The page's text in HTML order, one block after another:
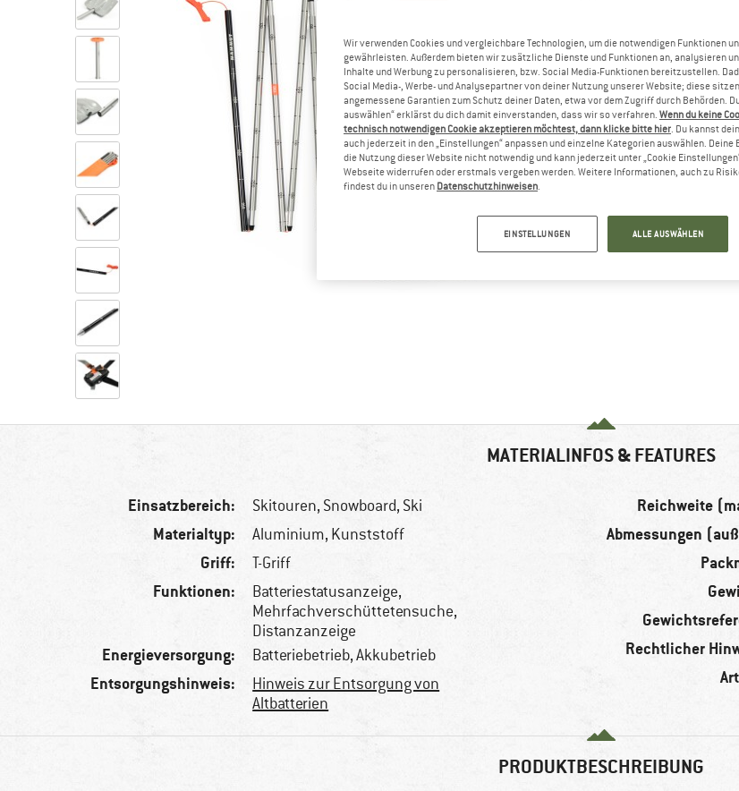
MATERIALINFOS & FEATURES
Einsatzbereich: Skitouren, Snowboard, Ski
Materialtyp: Aluminium, Kunststoff
Griff: T-Griff
Funktionen:
Batteriestatusanzeige,
Mehrfachverschüttetensuche,
Distanzanzeige
Energieversorgung: Batteriebetrieb, Akkubetrieb
Entsorgungshinweis:
Hinweis zur Entsorgung von
Altbatterien
Reichweite
Abmessungen
Rechtlicher
PRODUKTBESCHREIBUNG
Wir verwenden Cookies und vergleichbare Technologien, um die notwendigen Funktionen
gewährleisten. Außerdem bieten wir zusätzliche Dienste und Funktionen an, analysieren
Inhalte und Werbung zu personalisieren, bzw. Social Media-Funktionen bereitzustellen.
Social Media-, Werbe- und Analysepartner von deiner Nutzung unserer Website; diese
angemessene Garantien zum Schutz deiner Daten, etwa vor dem Zugriff durch Behörden.
auswählen“ erklärst du dich damit einverstanden, dass wir so verfahren. Wenn du keine
technisch notwendigen Cookie akzeptieren möchtest, dann klicke bitte hier. Du kannst
auch jederzeit in den „Einstellungen“ anpassen und einzelne Kategorien auswählen.
die Nutzung dieser Website nicht notwendig und kann jederzeit unter „Cookie
Webseite widerrufen oder erstmals vergeben werden. Weitere Informationen, auch zu
findest du in unseren Datenschutzhinweisen.
EINSTELLUNGEN ALLE AUSWÄHLEN